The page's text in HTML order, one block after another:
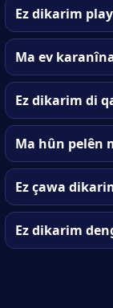
Ez dikarim
Ma ev
Ez dikarim di
Ma hûn pelên
Ez çawa
Ez dikarim